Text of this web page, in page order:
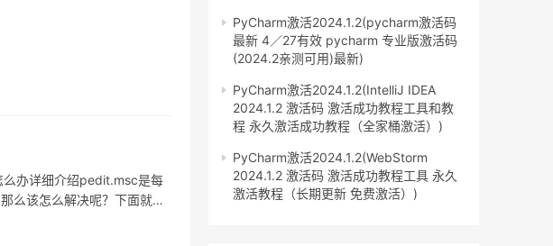
办详细介绍pedit.msc是每
么该怎么解决呢？下面就一
PyCharm激活2024.1.2(pycharm激活码
最新 4／27有效 pycharm 专业版激活码
(2024.2亲测可用)最新)
PyCharm激活2024.1.2(IntelliJ IDEA
2024.1.2 激活码 激活成功教程工具和教
程 永久激活成功教程（全家桶激活）)
PyCharm激活2024.1.2(WebStorm
2024.1.2 激活码 激活成功教程工具 永久
激活教程（长期更新 免费激活）)